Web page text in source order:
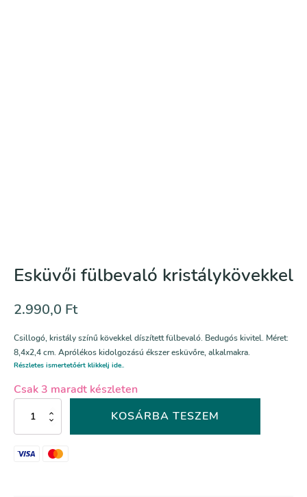
Esküvői fülbevaló kristálykövekkel
2.990,0 Ft
Csillogó, kristály színű kövekkel díszített fülbevaló. Bedugós kivitel. Méret:
8,4x2,4 cm. Aprólékos kidolgozású ékszer esküvőre, alkalmakra.
Részletes ismertetőért klikkelj ide..
Csak 3 maradt készleten
Esküvői
fülbevaló
kristálykövekkel
mennyiség
KOSÁRBA TESZEM